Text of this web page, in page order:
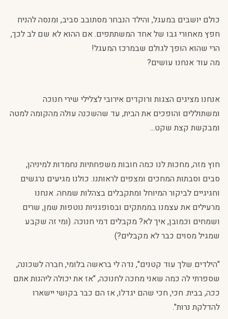
כולם יושבים במעגל, והילד הנבחר מסתובב סביב, ומנסה להניח
חפץ מאחורי גבו של אחד המשתתפים. אם ההוא לא שם לב לכך,
הרי שהוא הופך לגולם שבמרכז המעגל!
מה עוד אנחנו עושים?
אנחנו מציגים הצגות ורוקדים אירובי לצלילי שירי חנוכה
ומשתוללים והופכים את הבית, עד שהשכנה עולה מהקומה למטה
ומבקשת קצת שקט...
חוץ מזה, מחכות לנו כמה חובות משפחתיות נחמדות למיניהן,
סבים וסבתות המחכים ומצפים לראותנו. כולנו מגיעים נרגשים
וחגיגיים לביקור המיוחל ומתקבלים בצהלות שמחה. אנחנו
מרעילים את עצמנו בממתקים ובסופגניות נוטפות שמן, שרים
ושמחים וכמובן, איך לא? מקבלים דמי חנוכה. (ומי זה שקבע
שמגיל מסוים כבר לא מקבלים?)
"הילדים שלך עוד קטנים", נדה לי בראשה בלומי, חברה לשכונה,
שספרתי לה כמה שאני מחכה לחנוכה, "אז את יכולה ליהנות אתם
ככה, בבית. חכי, חכי שהם יגדלו, אז הם כבר בקושי יישארו
להדלקת נרות".